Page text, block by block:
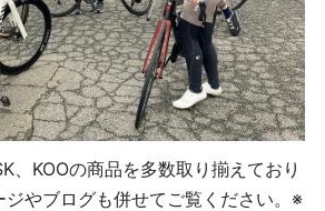
、KOOの商品を多数取り揃えており
ジやブログも併せてご覧ください。※